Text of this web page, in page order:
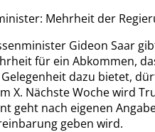
Mehrheit der
Gideon Saar
für ein Abkommen,
dazu bietet,
X. Nächste Woche wird
geht nach eigenen
geben wird.